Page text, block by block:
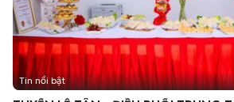
Tin nổi bật